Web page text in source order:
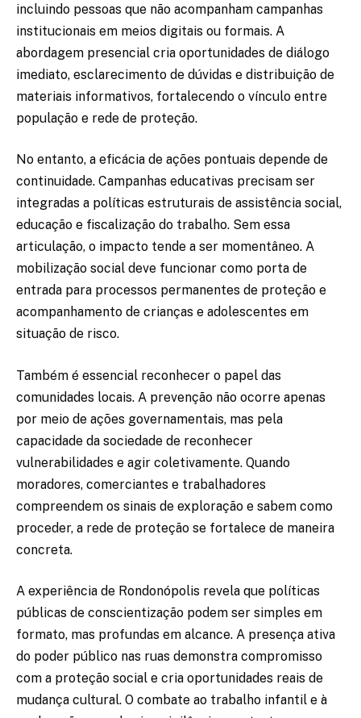
incluindo pessoas que não acompanham campanhas
institucionais em meios digitais ou formais. A
abordagem presencial cria oportunidades de diálogo
imediato, esclarecimento de dúvidas e distribuição de
materiais informativos, fortalecendo o vínculo entre
população e rede de proteção.
No entanto, a eficácia de ações pontuais depende de
continuidade. Campanhas educativas precisam ser
integradas a políticas estruturais de assistência social,
educação e fiscalização do trabalho. Sem essa
articulação, o impacto tende a ser momentâneo. A
mobilização social deve funcionar como porta de
entrada para processos permanentes de proteção e
acompanhamento de crianças e adolescentes em
situação de risco.
Também é essencial reconhecer o papel das
comunidades locais. A prevenção não ocorre apenas
por meio de ações governamentais, mas pela
capacidade da sociedade de reconhecer
vulnerabilidades e agir coletivamente. Quando
moradores, comerciantes e trabalhadores
compreendem os sinais de exploração e sabem como
proceder, a rede de proteção se fortalece de maneira
concreta.
A experiência de Rondonópolis revela que políticas
públicas de conscientização podem ser simples em
formato, mas profundas em alcance. A presença ativa
do poder público nas ruas demonstra compromisso
com a proteção social e cria oportunidades reais de
mudança cultural. O combate ao trabalho infantil e à